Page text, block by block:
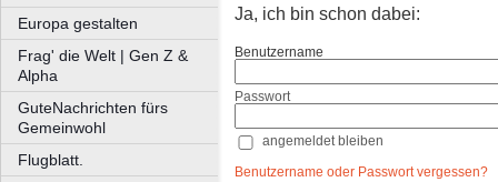
Europa gestalten
Frag' die Welt | Gen Z &
Alpha
GuteNachrichten fürs
Gemeinwohl
Flugblatt.
Ja, ich bin schon dabei:
Benutzername
Passwort
angemeldet bleiben
Benutzername oder Passwort vergessen?